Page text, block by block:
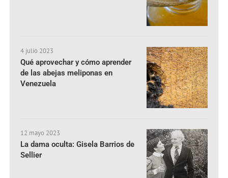
4 julio 2023
Qué aprovechar y cómo aprender
de las abejas meliponas en
Venezuela
12 mayo 2023
La dama oculta: Gisela Barrios de
Sellier